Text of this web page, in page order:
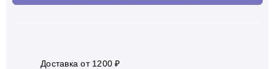
Доставка от 1200 ₽